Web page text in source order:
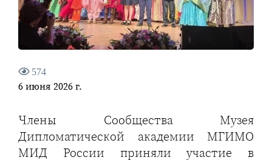
574
6 июня 2026 г.
Члены Сообщества Музея
Дипломатической академии МГИМО
МИД России приняли участие в